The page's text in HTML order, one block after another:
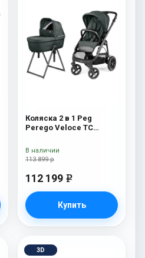
Коляска 2 в 1 Peg
Perego Veloce TC
113 899 р
112 199 e
Купить
В наличии
3D